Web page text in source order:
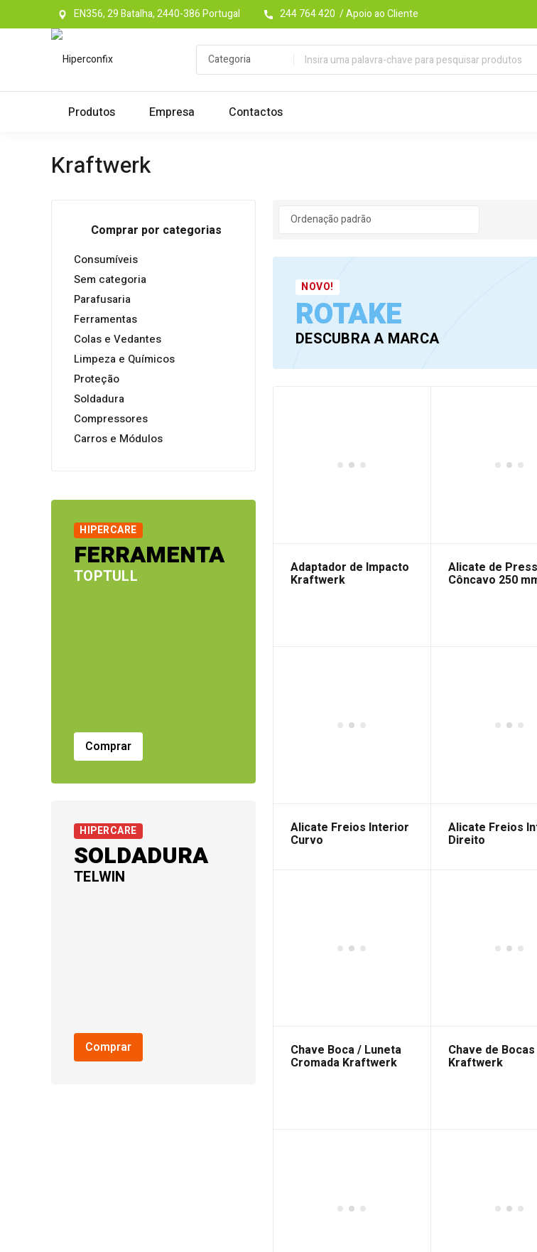
EN356, 29 Batalha, 2440-386 Portugal 244 764 420 / Apoio ao Cliente
Produtos Empresa Contactos
Kraftwerk
Comprar por categorias
Consumíveis
Sem categoria
Parafusaria
Ferramentas
Colas e Vedantes
Limpeza e Químicos
Proteção
Soldadura
Compressores
Carros e Módulos
HIPERCARE
FERRAMENTA
TOPTULL
Comprar
HIPERCARE
SOLDADURA
TELWIN
Comprar
NOVO!
ROTAKE
DESCUBRA A MARCA
Adaptador de Impacto
Kraftwerk
Alicate de
Côncavo 250
Alicate Freios Interior
Curvo
Alicate Freios
Direito
Chave Boca / Luneta
Cromada Kraftwerk
Chave de
Kraftwerk